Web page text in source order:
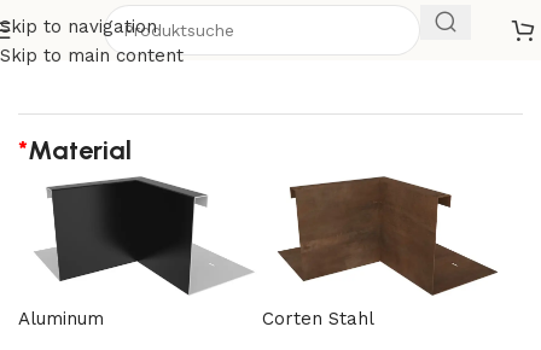
Skip to navigation
Skip to main content
NW Inneneck-Element 90º H300
*Material
Aluminum Corten Stahl